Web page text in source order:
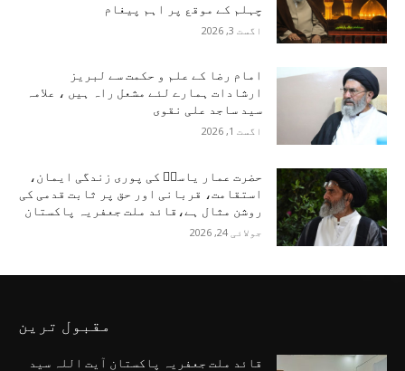
چہلم کے موقع پر اہم پیغام
اگست 3, 2026
امام رضا کے علم و حکمت سے لبریز
ارشادات ہمارے لئے مشعل راہ ہیں ، علامہ
سید ساجد علی نقوی
اگست 1, 2026
حضرت عمار یاسرؑ کی پوری زندگی ایمان،
استقامت، قربانی اور حق پر ثابت قدمی کی
روشن مثال ہے،قائد ملت جعفریہ پاکستان
جولائی 24, 2026
مقبول ترین
قائد ملت جعفریہ پاکستان آیت اللہ سید